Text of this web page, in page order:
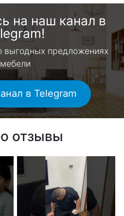
на наш канал в
выгодных предложениях
мебели
в Telegram
отзывы